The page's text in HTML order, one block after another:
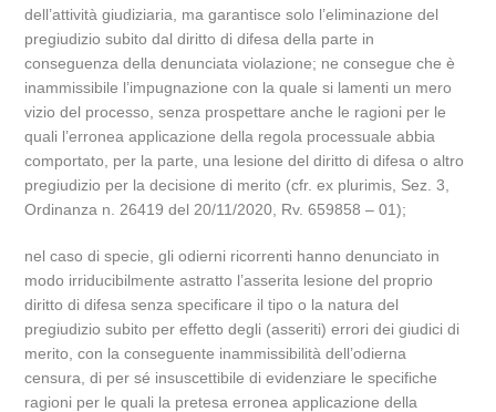
dell’attività giudiziaria, ma garantisce solo l’eliminazione del
pregiudizio subito dal diritto di difesa della parte in
conseguenza della denunciata violazione; ne consegue che è
inammissibile l’impugnazione con la quale si lamenti un mero
vizio del processo, senza prospettare anche le ragioni per le
quali l’erronea applicazione della regola processuale abbia
comportato, per la parte, una lesione del diritto di difesa o altro
pregiudizio per la decisione di merito (cfr. ex plurimis, Sez. 3,
Ordinanza n. 26419 del 20/11/2020, Rv. 659858 – 01);
nel caso di specie, gli odierni ricorrenti hanno denunciato in
modo irriducibilmente astratto l’asserita lesione del proprio
diritto di difesa senza specificare il tipo o la natura del
pregiudizio subito per effetto degli (asseriti) errori dei giudici di
merito, con la conseguente inammissibilità dell’odierna
censura, di per sé insuscettibile di evidenziare le specifiche
ragioni per le quali la pretesa erronea applicazione della